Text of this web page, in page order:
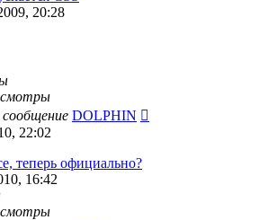
20:28
сообщение DOLPHIN
22:02
теперь официально?
16:42